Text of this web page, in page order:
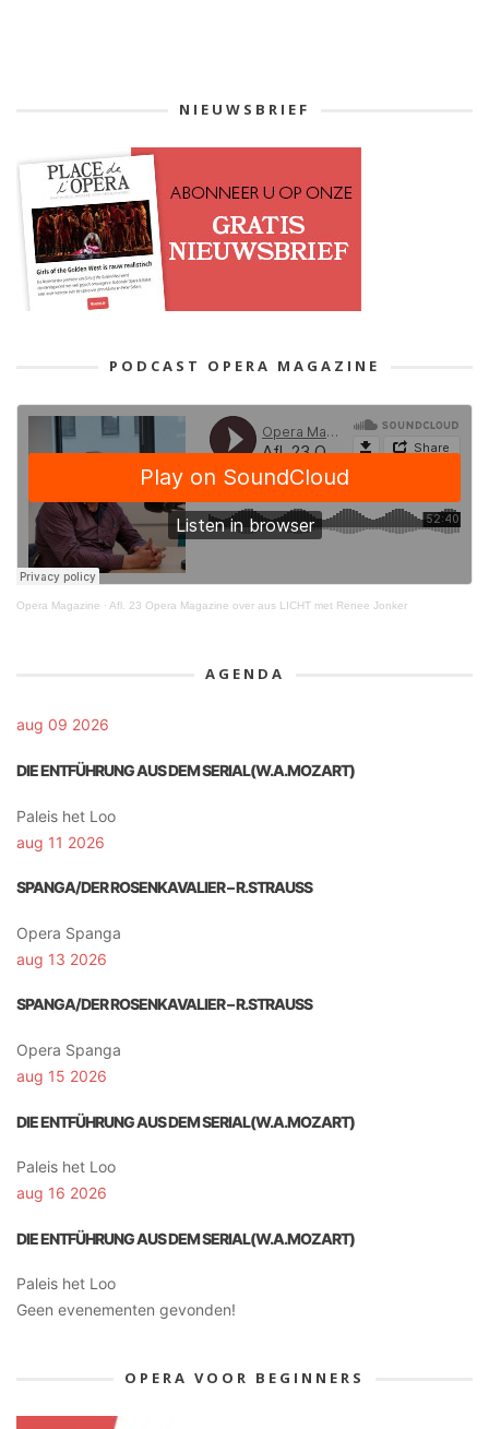
NIEUWSBRIEF
PODCAST OPERA MAGAZINE
Opera Magazine · Afl. 23 Opera Magazine over aus LICHT met Renee Jonker
AGENDA
aug 09 2026
DIE ENTFÜHRUNG AUS DEM SERIAL(W.A.MOZART)
Paleis het Loo
aug 11 2026
SPANGA/DER ROSENKAVALIER – R.STRAUSS
Opera Spanga
aug 13 2026
SPANGA/DER ROSENKAVALIER – R.STRAUSS
Opera Spanga
aug 15 2026
DIE ENTFÜHRUNG AUS DEM SERIAL(W.A.MOZART)
Paleis het Loo
aug 16 2026
DIE ENTFÜHRUNG AUS DEM SERIAL(W.A.MOZART)
Paleis het Loo
Geen evenementen gevonden!
OPERA VOOR BEGINNERS